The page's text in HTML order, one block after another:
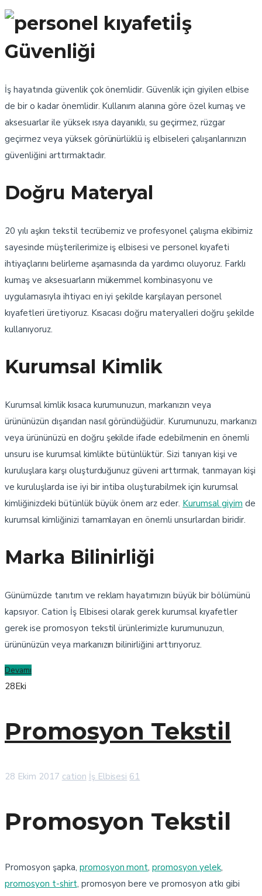
İş
Güvenliği
İş hayatında güvenlik çok önemlidir. Güvenlik için giyilen elbise
de bir o kadar önemlidir. Kullanım alanına göre özel kumaş ve
aksesuarlar ile yüksek ısıya dayanıklı, su geçirmez, rüzgar
geçirmez veya yüksek görünürlüklü iş elbiseleri çalışanlarınızın
güvenliğini arttırmaktadır.
Doğru Materyal
20 yılı aşkın tekstil tecrübemiz ve profesyonel çalışma ekibimiz
sayesinde müşterilerimize iş elbisesi ve personel kıyafeti
ihtiyaçlarını belirleme aşamasında da yardımcı oluyoruz. Farklı
kumaş ve aksesuarların mükemmel kombinasyonu ve
uygulamasıyla ihtiyacı en iyi şekilde karşılayan personel
kıyafetleri üretiyoruz. Kısacası doğru materyalleri doğru şekilde
kullanıyoruz.
Kurumsal Kimlik
Kurumsal kimlik kısaca kurumunuzun, markanızın veya
ürününüzün dışarıdan nasıl göründüğüdür. Kurumunuzu, markanızı
veya ürününüzü en doğru şekilde ifade edebilmenin en önemli
unsuru ise kurumsal kimlikte bütünlüktür. Sizi tanıyan kişi ve
kuruluşlara karşı oluşturduğunuz güveni arttırmak, tanmayan kişi
ve kuruluşlarda ise iyi bir intiba oluşturabilmek için kurumsal
kimliğinizdeki bütünlük büyük önem arz eder. Kurumsal giyim de
kurumsal kimliğinizi tamamlayan en önemli unsurlardan biridir.
Marka Bilinirliği
Günümüzde tanıtım ve reklam hayatımızın büyük bir bölümünü
kapsıyor. Cation İş Elbisesi olarak gerek kurumsal kıyafetler
gerek ise promosyon tekstil ürünlerimizle kurumunuzun,
ürününüzün veya markanızın bilinirliğini arttırıyoruz.
Devamı
28Eki
Promosyon Tekstil
28 Ekim 2017 cation İş Elbisesi 61
Promosyon Tekstil
Promosyon şapka, promosyon mont,promosyon yelek,
promosyon t-shirt, promosyon bere ve promosyon atkı gibi